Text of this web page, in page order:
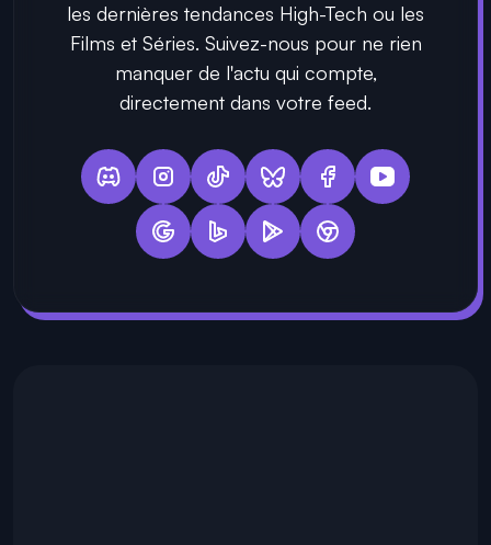
les dernières tendances High-Tech ou les
Films et Séries. Suivez-nous pour ne rien
manquer de l'actu qui compte,
directement dans votre feed.